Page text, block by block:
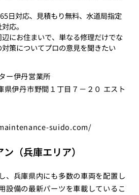
日対応、見積もり無料、水道局指定
応。
にお住まいで、単なる修理だけでな
策についてプロの意見を聞きたい
ー伊丹営業所
伊丹市野間１丁目７－２０ エスト
suido.com/
（兵庫エリア）
、兵庫県内にも多数の車両を配置し
設備の最新パーツを車載しているこ